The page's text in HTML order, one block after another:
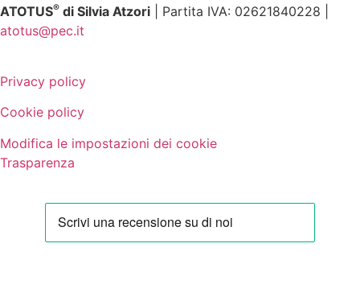
ATOTUS® di Silvia Atzori | Partita IVA: 02621840228 |
atotus@pec.it
Privacy policy
Cookie policy
Modifica le impostazioni dei cookie
Trasparenza